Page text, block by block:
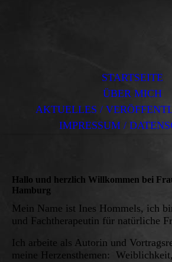
STARTSEITE
ÜBER MICH
AKTUELLES /
IMPRESSUM /
Hallo und herzlich Willkommen bei
Hamburg
Mein Name ist Ines Hommels, ich
und Fachtherapeutin für natürliche
Ich arbeite als Autorin und
meine Herzensthemen: